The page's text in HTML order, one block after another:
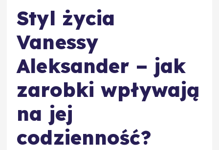
Styl życia
Vanessy
Aleksander – jak
zarobki wpływają
na jej
codzienność?